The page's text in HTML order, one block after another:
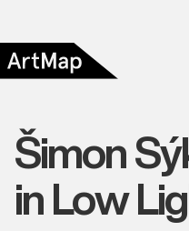
Šimon
in Low